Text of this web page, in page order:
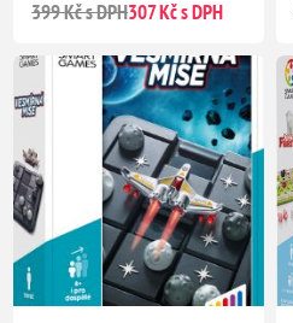
399 Kč s DPH307 Kč s DPH